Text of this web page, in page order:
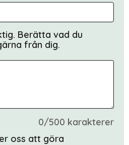
Berätta vad du
från dig.
0/500 karakterer
oss att göra